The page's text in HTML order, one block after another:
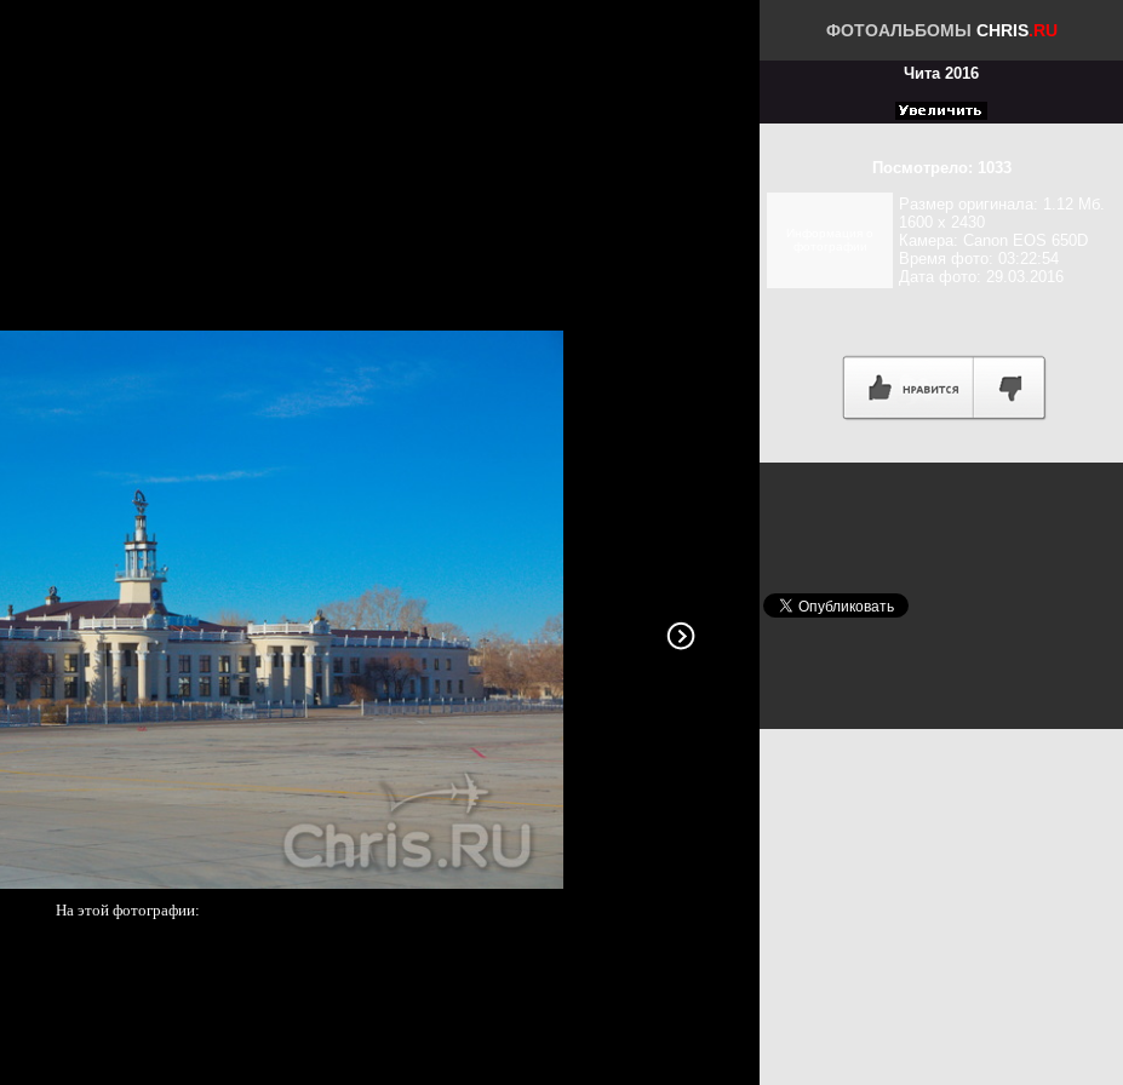
На этой фотографии:
ФОТОАЛЬБОМЫ CHRIS.RU
Чита 2016
Посмотрело: 1033
Размер оригинала: 1.12 Мб.
1600 x 2430
Камера: Canon EOS 650D
Время фото: 03:22:54
Дата фото: 29.03.2016